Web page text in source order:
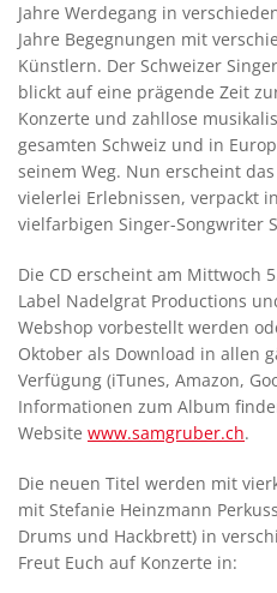
Jahre Werdegang in
Jahre Begegnungen mit
Künstlern. Der Schweizer
blickt auf eine prägende Zeit
Konzerte und zahllose
gesamten Schweiz und in
seinem Weg. Nun erscheint
vielerlei Erlebnissen, verpackt
vielfarbigen Singer-Songwriter
Die CD erscheint am Mittwoch
Label Nadelgrat Productions
Webshop vorbestellt werden
Oktober als Download in allen
Verfügung (iTunes, Amazon,
Informationen zum Album
Website www.samgruber.ch.
Die neuen Titel werden mit
mit Stefanie Heinzmann
Drums und Hackbrett) in
Freut Euch auf Konzerte in: